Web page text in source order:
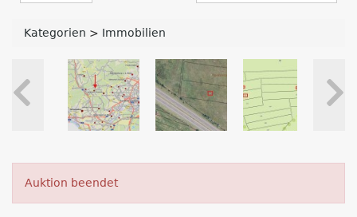
Kategorien > Immobilien
Auktion beendet